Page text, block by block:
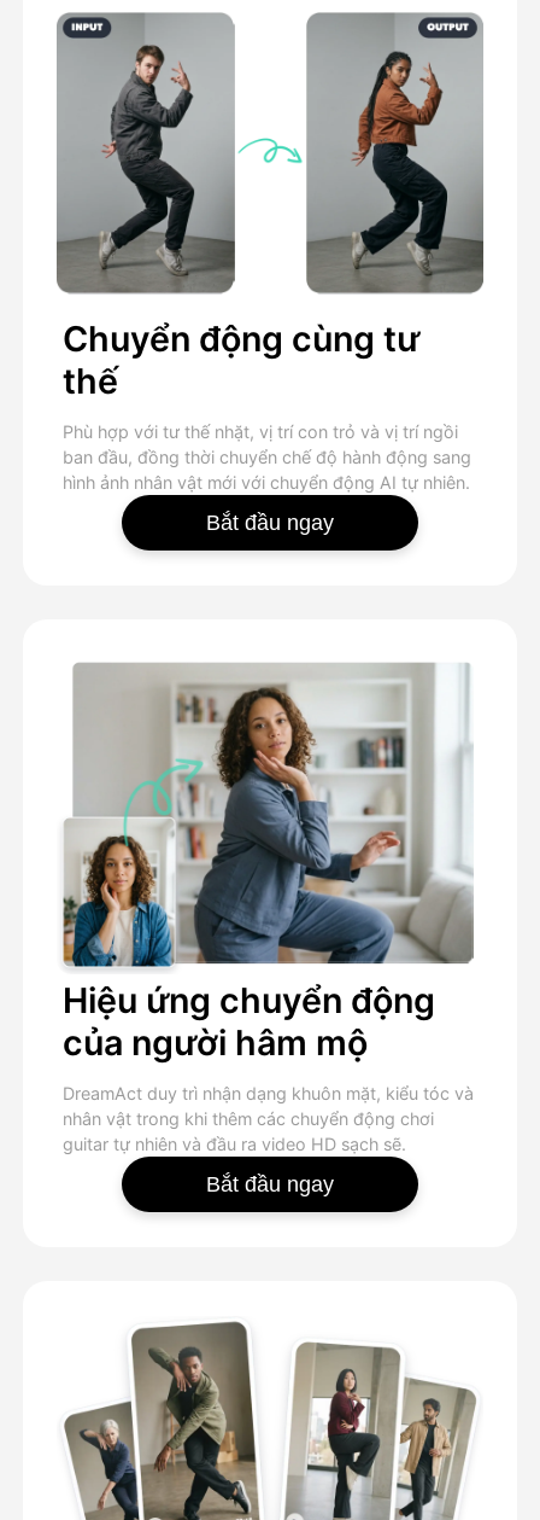
Chuyển động cùng tư
thế
Phù hợp với tư thế nhặt, vị trí con trỏ và vị trí ngồi
ban đầu, đồng thời chuyển chế độ hành động sang
hình ảnh nhân vật mới với chuyển động AI tự nhiên.
Bắt đầu ngay
Hiệu ứng chuyển động
của người hâm mộ
DreamAct duy trì nhận dạng khuôn mặt, kiểu tóc và
nhân vật trong khi thêm các chuyển động chơi
guitar tự nhiên và đầu ra video HD sạch sẽ.
Bắt đầu ngay